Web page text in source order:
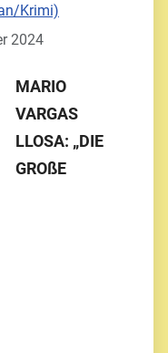
Krimi)
2024
MARIO
VARGAS
LLOSA: „DIE
GROßE